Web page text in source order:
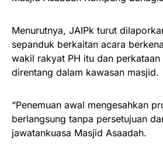
Menurutnya, JAIPk turut
sepanduk berkaitan acara
wakil rakyat PH itu dan perkataan
direntang dalam kawasan masjid.
“Penemuan awal mengesahkan
berlangsung tanpa persetujuan
jawatankuasa Masjid Asaadah.